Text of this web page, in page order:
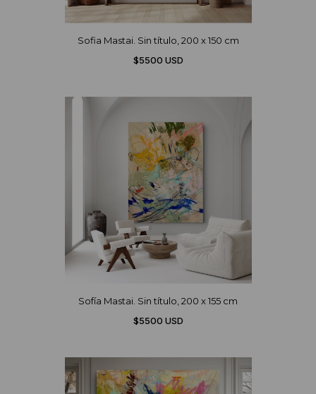
Sofia Mastai. Sin título, 200 x 150 cm
$5500 USD
Sofía Mastai. Sin título, 200 x 155 cm
$5500 USD